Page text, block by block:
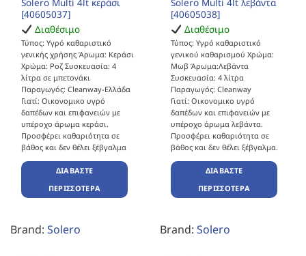
[40605037]
Διαθέσιμο
Τύπος: Υγρό καθαριστικό
γενικής χρήσης Άρωμα: Κεράσι
Χρώμα: Ροζ Συσκευασία: 4
λίτρα σε μπετονάκι
Παραγωγός: Cleanway-Ελλάδα
Γιατί: Οικονομικο υγρό
δαπέδων και επιφανειών με
υπέροχο άρωμα κεράσι.
Προσφέρει καθαριότητα σε
βάθος και δεν θέλει ξέβγαλμα
ΔΙΑΒΆΣΤΕ
ΠΕΡΙΣΣΌΤΕΡΑ
Brand: Solero
[40605038]
Διαθέσιμο
Τύπος: Υγρό καθαριστικό
γενικού καθαρισμού Χρώμα:
Μωβ Άρωμα:Λεβάντα
Συσκευασία: 4 λίτρα
Παραγωγός: Cleanway
Γιατί: Οικονομικο υγρό
δαπέδων και επιφανειών με
υπέροχο άρωμα λεβάντα.
Προσφέρει καθαριότητα σε
βάθος και δεν θέλει ξέβγαλμα.
ΔΙΑΒΆΣΤΕ
ΠΕΡΙΣΣΌΤΕΡΑ
Brand: Solero